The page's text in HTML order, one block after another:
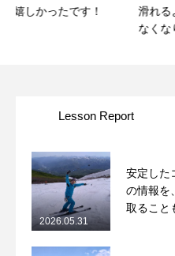
滑れるようになり、恐怖心も
Lesson Report
安定した
の情報を
取ること
2026.05.31